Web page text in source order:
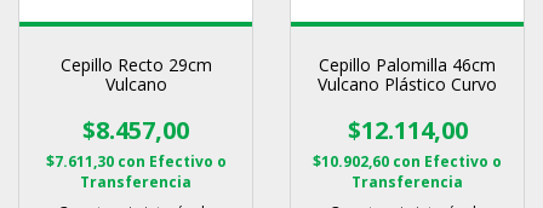
Cepillo Recto 29cm
Vulcano
$8.457,00
$7.611,30 con Efectivo o
Transferencia
Cepillo Palomilla 46cm
Vulcano Plástico Curvo
$12.114,00
$10.902,60 con Efectivo o
Transferencia